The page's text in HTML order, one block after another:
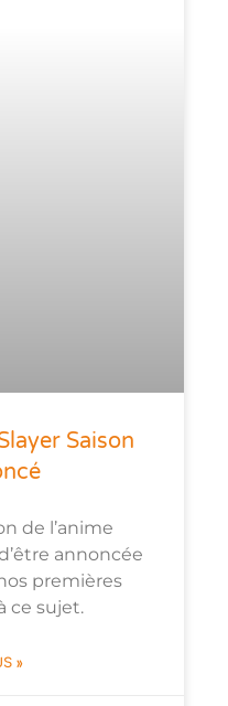
Saison
de l’anime
annoncée
premières
ce sujet.
»